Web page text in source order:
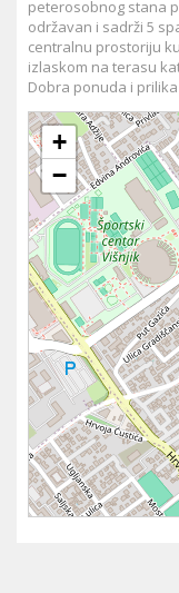
peterosobnog stana
održavan i sadrži 5
centralnu prostoriju
izlaskom na terasu
Dobra ponuda i
+
−